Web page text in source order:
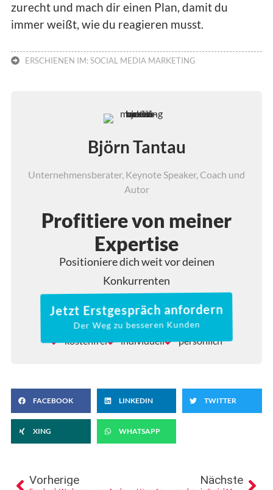
zurecht und mach dir einen Plan, damit du
immer weißt, wie du reagieren musst.
ERSCHIENEN IM: SOCIAL MEDIA MARKETING
Björn Tantau
Unternehmensberater, Keynote Speaker, Coach und
Autor
Profitiere von meiner
Expertise
Positioniere dich weit vor deinen
Konkurrenten
Jetzt Erstgespräch anfordern
Der Weg zu besseren Kunden
kostenfrei individuell persönlich
FACEBOOK LINKEDIN TWITTER
XING WHATSAPP
Vorherige Nächste